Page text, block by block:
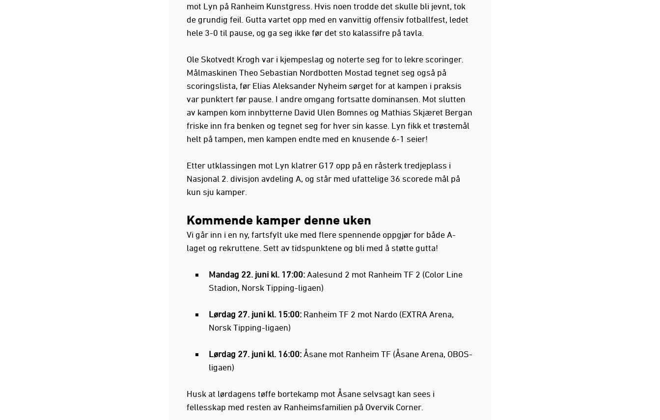
mot Lyn på Ranheim Kunstgress. Hvis noen trodde det skulle bli jevnt, tok
de grundig feil. Gutta vartet opp med en vanvittig offensiv fotballfest, ledet
hele 3-0 til pause, og ga seg ikke før det sto kalassifre på tavla.
Ole Skotvedt Krogh var i kjempeslag og noterte seg for to lekre scoringer.
Målmaskinen Theo Sebastian Nordbotten Mostad tegnet seg også på
scoringslista, før Elias Aleksander Nyheim sørget for at kampen i praksis
var punktert før pause. I andre omgang fortsatte dominansen. Mot slutten
av kampen kom innbytterne David Ulen Bomnes og Mathias Skjæret Bergan
friske inn fra benken og tegnet seg for hver sin kasse. Lyn fikk et trøstemål
helt på tampen, men kampen endte med en knusende 6-1 seier!
Etter utklassingen mot Lyn klatrer G17 opp på en råsterk tredjeplass i
Nasjonal 2. divisjon avdeling A, og står med ufattelige 36 scorede mål på
kun sju kamper.
Kommende kamper denne uken
Vi går inn i en ny, fartsfylt uke med flere spennende oppgjør for både A-
laget og rekruttene. Sett av tidspunktene og bli med å støtte gutta!
Mandag 22. juni kl. 17:00:Aalesund 2 mot Ranheim TF 2 (Color Line
Stadion, Norsk Tipping-ligaen)
Lørdag 27. juni kl. 15:00:Ranheim TF 2 mot Nardo (EXTRA Arena,
Norsk Tipping-ligaen)
Lørdag 27. juni kl. 16:00:Åsane mot Ranheim TF (Åsane Arena, OBOS-
ligaen)
Husk at lørdagens tøffe bortekamp mot Åsane selvsagt kan sees i
fellesskap med resten av Ranheimsfamilien på Overvik Corner.